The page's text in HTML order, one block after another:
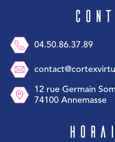
04.50.86.37.89
12 rue Germain
74100 Annemasse